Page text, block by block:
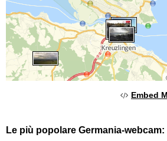
Embed
Le più popolare Germania-webcam: